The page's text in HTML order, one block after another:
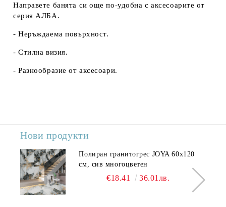
Направете банята си още по-удобна с аксесоарите от
серия АЛБА.
- Неръждаема повърхност.
- Стилна визия.
- Разнообразие от аксесоари.
Нови продукти
Полиран гранитогрес JOYA 60x120
см, сив многоцветен
€18.41 36.01лв.